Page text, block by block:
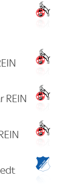
REIN